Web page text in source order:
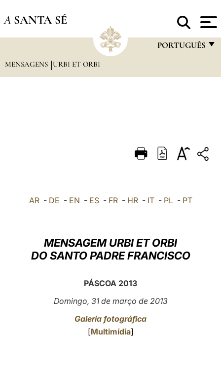
A SANTA SÉ
PORTUGUÊS
DEUTSCH
العربيّة
LATINE
MENSAGENS URBI ET ORBI
AR- DE - EN - ES- FR- HR- IT- PL- PT
MENSAGEM URBI ET ORBI
DO SANTO PADRE FRANCISCO
PÁSCOA 2013
Domingo, 31 de março de 2013
Galeria fotográfica
[Multimídia]